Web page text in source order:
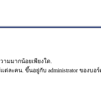
มมากน้อยเพียงใด.
ะคน. ขึ้นอยู่กับ administrator ของ